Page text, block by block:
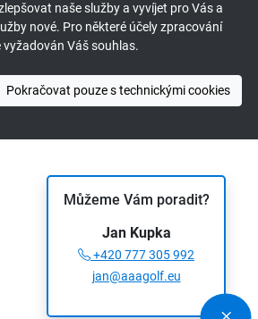
Můžeme Vám poradit?
Jan Kupka
+420 777 305 992
jan@aaagolf.eu
naše služby a vyvíjet pro Vás a
nové. Pro některé účely zpracování
Váš souhlas.
Pokračovat pouze s technickými cookies